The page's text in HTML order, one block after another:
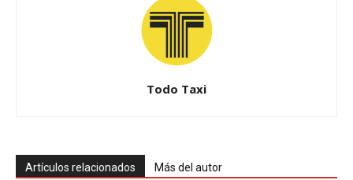
Todo Taxi
Artículos relacionados Más del autor